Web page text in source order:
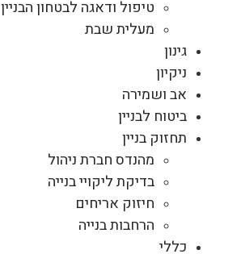
טיפול ודאגה לבטחון הבניין
מעלית שבת
גינון
ניקיון
אב ושמירה
ביטוח לבניין
תחזוק בניין
מהנדס חברת ניהול
בדיקת ליקויי בנייה
חיזוק אריחים
הרחבות בנייה
כללי